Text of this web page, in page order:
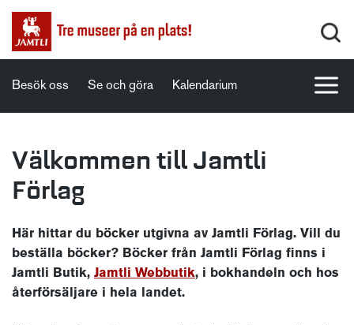
Besök oss Se och göra Kalendarium
Välkommen till Jamtli
Förlag
Här hittar du böcker utgivna av Jamtli Förlag. Vill du
beställa böcker? Böcker från Jamtli Förlag finns i
Jamtli Butik, Jamtli Webbutik, i bokhandeln och hos
återförsäljare i hela landet.